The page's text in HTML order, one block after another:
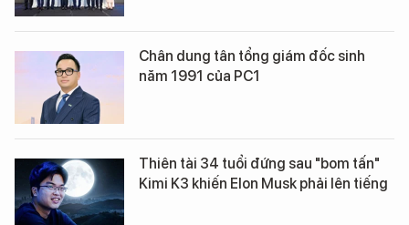
Chân dung tân tổng giám đốc sinh
năm 1991 của PC1
Thiên tài 34 tuổi đứng sau "bom tấn"
Kimi K3 khiến Elon Musk phải lên tiếng